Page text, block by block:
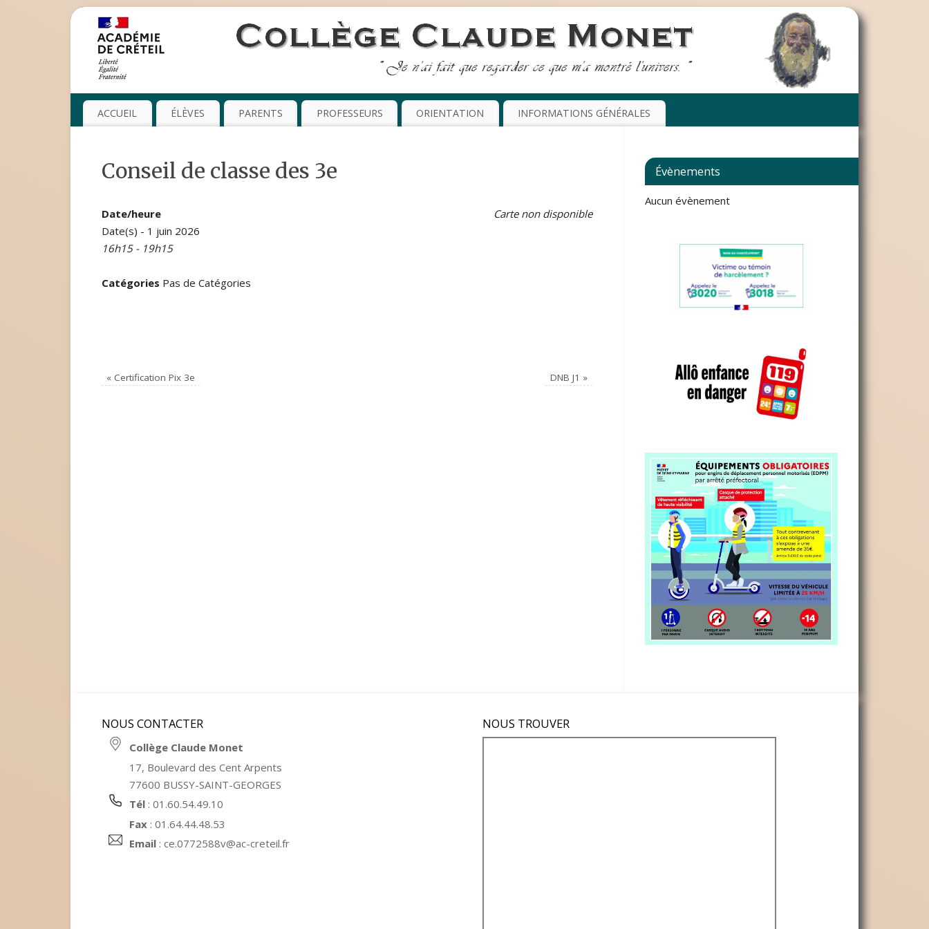
ACCUEIL ÉLÈVES PARENTS PROFESSEURS ORIENTATION INFORMATIONS GÉNÉRALES
Conseil de classe des 3e
Carte non disponible
Date/heure
Date(s) - 1 juin 2026
16h15 - 19h15
Catégories Pas de Catégories
« Certification Pix 3e DNB J1 »
Évènements
Aucun évènement
NOUS CONTACTER
Collège Claude Monet
17, Boulevard des Cent Arpents
77600 BUSSY-SAINT-GEORGES
Tél : 01.60.54.49.10
Fax : 01.64.44.48.53
Email : ce.0772588v@ac-creteil.fr
NOUS TROUVER